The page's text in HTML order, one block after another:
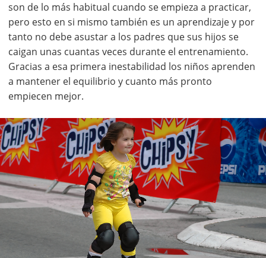
son de lo más habitual cuando se empieza a practicar,
pero esto en si mismo también es un aprendizaje y por
tanto no debe asustar a los padres que sus hijos se
caigan unas cuantas veces durante el entrenamiento.
Gracias a esa primera inestabilidad los niños aprenden
a mantener el equilibrio y cuanto más pronto
empiecen mejor.